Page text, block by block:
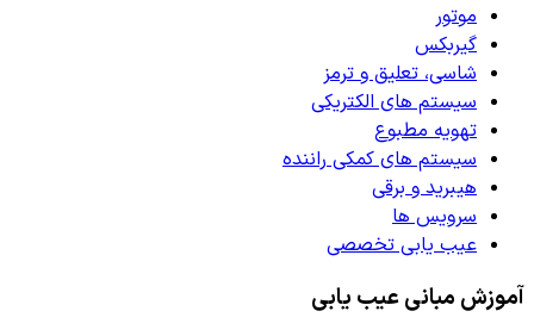
موتور
گیربکس
شاسی، تعلیق و ترمز
سیستم های الکتریکی
تهویه مطبوع
سیستم های کمکی راننده
هیبرید و برقی
سرویس ها
عیب یابی تخصصی
آموزش مبانی عیب یابی